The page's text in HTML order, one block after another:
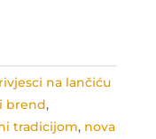
na lančiću
brend,
tradicijom, nova